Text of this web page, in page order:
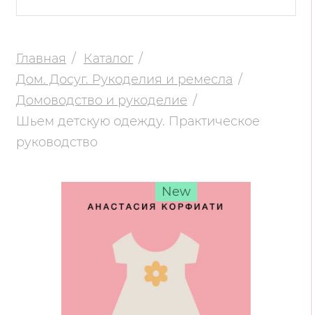
Главная
Каталог
Дом. Досуг. Рукоделия и ремесла
Домоводство и рукоделие
Шьем детскую одежду. Практическое
руководство
New